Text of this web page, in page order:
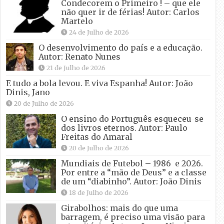
Condecorem o Primeiro ! – que ele
não quer ir de férias! Autor: Carlos
Martelo
24 de Julho de 2026
O desenvolvimento do país e a educação.
Autor: Renato Nunes
21 de Julho de 2026
E tudo a bola levou. E viva Espanha! Autor: João
Dinis, Jano
20 de Julho de 2026
O ensino do Português esqueceu-se
dos livros eternos. Autor: Paulo
Freitas do Amaral
20 de Julho de 2026
Mundiais de Futebol – 1986 e 2026.
Por entre a “mão de Deus” e a classe
de um “diabinho”. Autor: João Dinis
18 de Julho de 2026
Girabolhos: mais do que uma
barragem, é preciso uma visão para